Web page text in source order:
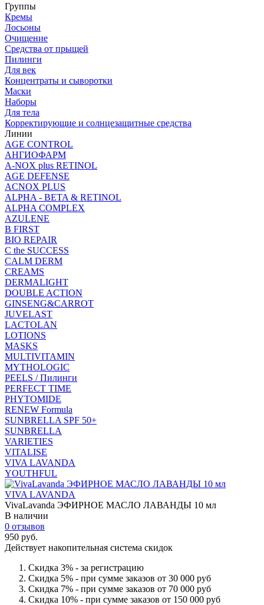
Группы
Кремы
Лосьоны
Очищение
Средства от прыщей
Пилинги
Для век
Концентраты и сыворотки
Маски
Наборы
Для тела
Корректирующие и солнцезащитные средства
Линии
AGE CONTROL
АНГИОФАРМ
A-NOX plus RETINOL
AGE DEFENSE
ACNOX PLUS
ALPHA - BETA & RETINOL
ALPHA COMPLEX
AZULENE
B FIRST
BIO REPAIR
C the SUCCESS
CALM DERM
CREAMS
DERMALIGHT
DOUBLE ACTION
GINSENG&CARROT
JUVELAST
LACTOLAN
LOTIONS
MASKS
MULTIVITAMIN
MYTHOLOGIC
PEELS / Пилинги
PERFECT TIME
PHYTOMIDE
RENEW Formula
SUNBRELLA SPF 50+
SUNBRELLA
VARIETIES
VITALISE
VIVA LAVANDA
YOUTHFUL
VIVA LAVANDA
VivaLavanda ЭФИРНОЕ МАСЛО ЛАВАНДЫ 10 мл
В наличии
0 отзывов
950 руб.
Действует накопительная система скидок
Скидка 3% - за регистрацию
Скидка 5% - при сумме заказов от 30 000 руб
Скидка 7% - при сумме заказов от 70 000 руб
Скидка 10% - при сумме заказов от 150 000 руб